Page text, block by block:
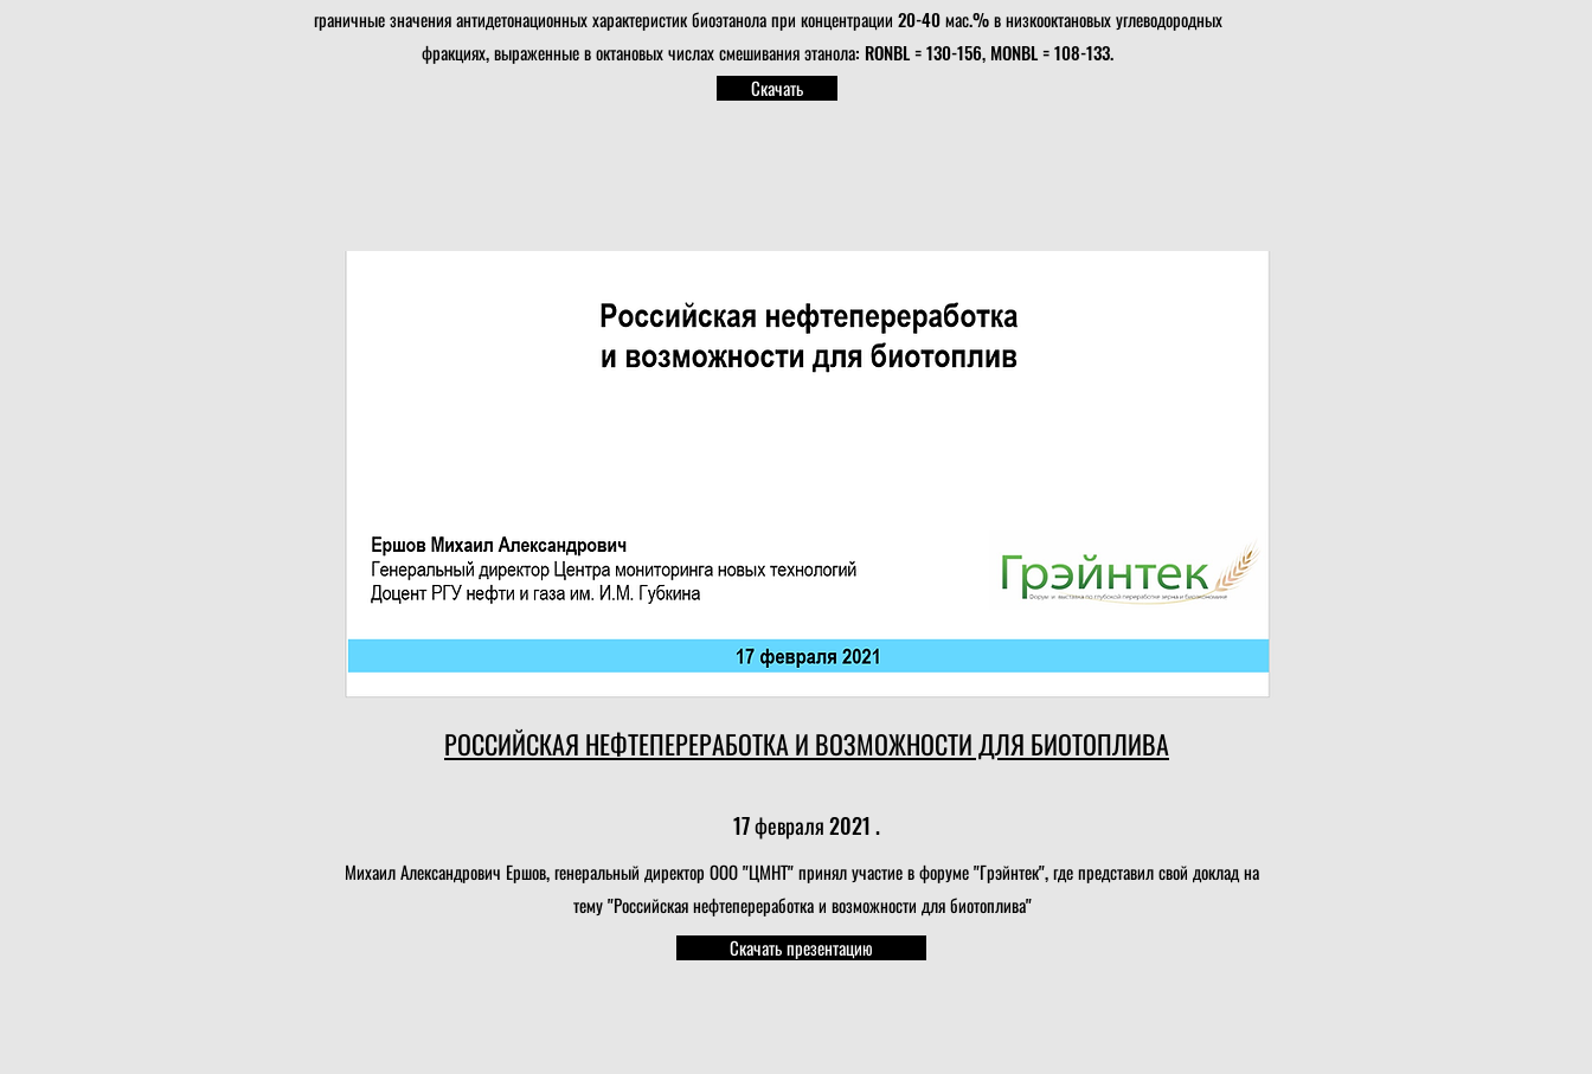
граничные значения антидетонационных характеристик биоэтанола при концентрации 20-40 мас.% в низкооктановых углеводородных
фракциях, выраженные в октановых числах смешивания этанола: RONBL = 130-156, MONBL = 108-133.
Скачать
РОССИЙСКАЯ НЕФТЕПЕРЕРАБОТКА И ВОЗМОЖНОСТИ ДЛЯ БИОТОПЛИВА
17 февраля 2021 .
Михаил Александрович Ершов, генеральный директор ООО "ЦМНТ" принял участие в форуме "Грэйнтек", где представил свой доклад на
тему "Российская нефтепереработка и возможности для биотоплива"
Скачать презентацию